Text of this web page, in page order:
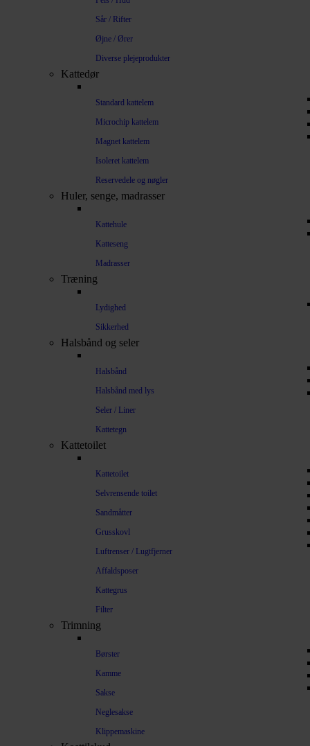
Sår / Rifter
Øjne / Ører
Diverse plejeprodukter
Kattedør
Standard kattelem
Microchip kattelem
Magnet kattelem
Isoleret kattelem
Reservedele og nøgler
Huler, senge, madrasser
Kattehule
Katteseng
Madrasser
Træning
Lydighed
Sikkerhed
Halsbånd og seler
Halsbånd
Halsbånd med lys
Seler / Liner
Kattetegn
Kattetoilet
Kattetoilet
Selvrensende toilet
Sandmåtter
Grusskovl
Luftrenser / Lugtfjerner
Affaldsposer
Kattegrus
Filter
Trimning
Børster
Kamme
Sakse
Neglesakse
Klippemaskine